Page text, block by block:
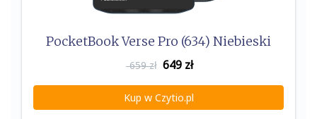
PocketBook Verse Pro (634) Niebieski
659 zł 649 zł
Kup w Czytio.pl